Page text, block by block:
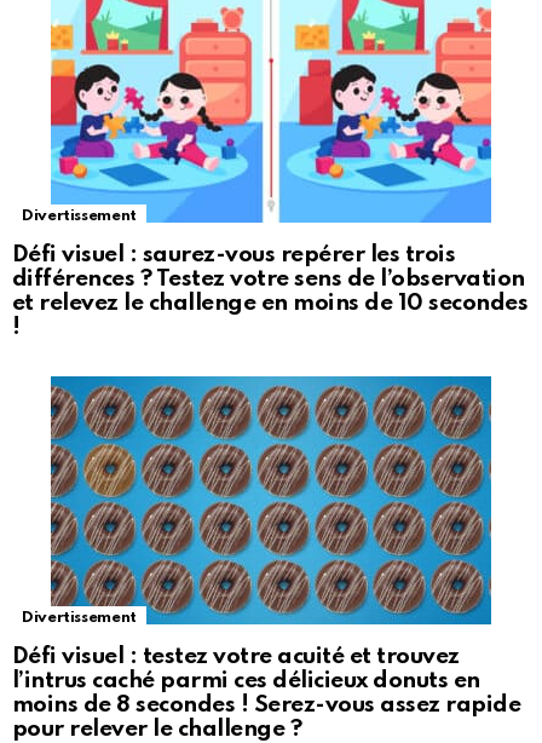
Divertissement
Défi visuel : saurez-vous repérer les trois
différences ? Testez votre sens de l’observation
et relevez le challenge en moins de 10 secondes
!
Divertissement
Défi visuel : testez votre acuité et trouvez
l’intrus caché parmi ces délicieux donuts en
moins de 8 secondes ! Serez-vous assez rapide
pour relever le challenge ?